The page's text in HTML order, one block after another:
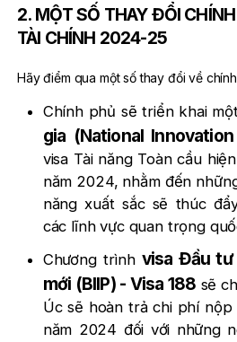
2. MỘT SỐ THAY ĐỔI
TÀI CHÍNH 2024-25
Hãy điểm qua một số thay đổi về
Chính phủ sẽ triển khai
gia (National
visa Tài năng Toàn cầu
năm 2024, nhằm đến
năng xuất sắc sẽ thúc
các lĩnh vực quan trọng
Chương trình visa Đầu
mới (BIIP) - Visa 188 sẽ
Úc sẽ hoàn trả chi phí
năm 2024 đối với những